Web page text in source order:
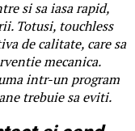
si sa iasa rapid,
Totusi, touchless
de calitate, care sa
mecanica.
intr-un program
trebuie sa eviti.